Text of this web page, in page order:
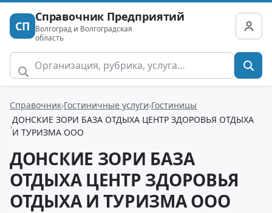
СП
Справочник Предприятий
Волгоград и Волгоградская
область
Справочник Гостиничные услуги Гостиницы
ДОНСКИЕ ЗОРИ БАЗА ОТДЫХА ЦЕНТР ЗДОРОВЬЯ ОТДЫХА
И ТУРИЗМА ООО
ДОНСКИЕ ЗОРИ БАЗА
ОТДЫХА ЦЕНТР ЗДОРОВЬЯ
ОТДЫХА И ТУРИЗМА ООО